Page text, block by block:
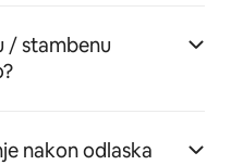
/ stambenu
nakon odlaska